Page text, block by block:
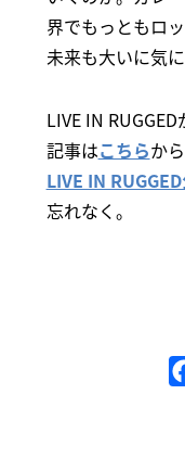
界でもっともロ
未来も大いに気
LIVE IN
記事はこちらから
LIVE IN
忘れなく。